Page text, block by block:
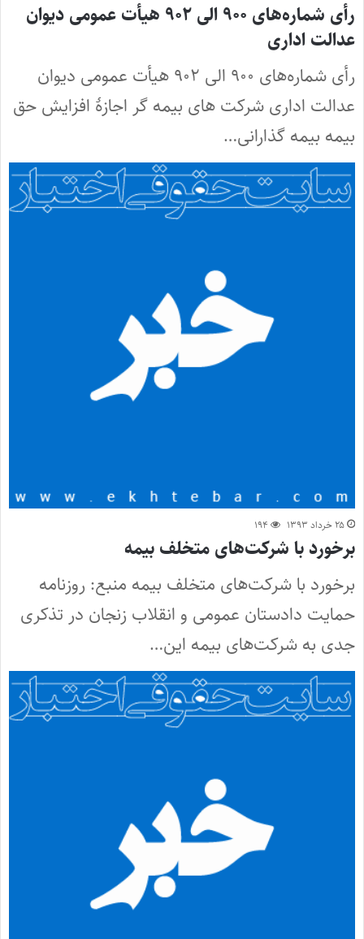
رأی شماره‌های ۹۰۰ الی ۹۰۲ هیأت عمومی دیوان
عدالت اداری
رأی شماره‌های ۹۰۰ الی ۹۰۲ هیأت عمومی دیوان
عدالت اداری شرکت های بیمه گر اجازۀ افزایش حق
بیمه بیمه گذارانی…
۲۵ خرداد ۱۳۹۳ ۱۹۴
برخورد با شرکت‌های متخلف بیمه
برخورد با شرکت‌های متخلف بیمه منبع: روزنامه
حمایت دادستان عمومی و انقلاب زنجان در تذکری
جدی به شرکت‌های بیمه این…